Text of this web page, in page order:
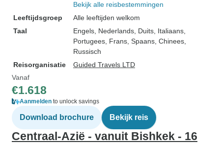
Bekijk alle reisbestemmingen
Leeftijdsgroep
Alle leeftijden welkom
Taal
Engels, Nederlands, Duits, Italiaans,
Portugees, Frans, Spaans, Chinees,
Russisch
Reisorganisatie
Guided Travels LTD
Vanaf
€1.618
Aanmelden to unlock savings
Download brochure Bekijk reis
Centraal-Azië - vanuit Bishkek - 16